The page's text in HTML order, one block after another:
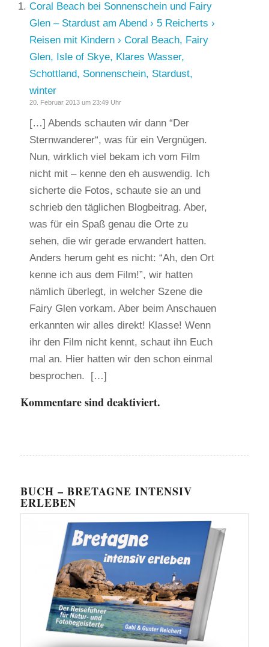
Coral Beach bei Sonnenschein und Fairy
Glen – Stardust am Abend › 5 Reicherts ›
Reisen mit Kindern › Coral Beach, Fairy
Glen, Isle of Skye, Klares Wasser,
Schottland, Sonnenschein, Stardust,
winter
20. Februar 2013 um 23:49 Uhr
[…] Abends schauten wir dann “Der
Sternwanderer“, was für ein Vergnügen.
Nun, wirklich viel bekam ich vom Film
nicht mit – kenne den eh auswendig. Ich
sicherte die Fotos, schaute sie an und
schrieb den täglichen Blogbeitrag. Aber,
was für ein Spaß genau die Orte zu
sehen, die wir gerade erwandert hatten.
Anders herum geht es nicht: “Ah, den Ort
kenne ich aus dem Film!”, wir hatten
nämlich überlegt, in welcher Szene die
Fairy Glen vorkam. Aber beim Anschauen
erkannten wir alles direkt! Klasse! Wenn
ihr den Film nicht kennt, schaut ihn Euch
mal an. Hier hatten wir den schon einmal
besprochen. […]
Kommentare sind deaktiviert.
BUCH – BRETAGNE INTENSIV
ERLEBEN